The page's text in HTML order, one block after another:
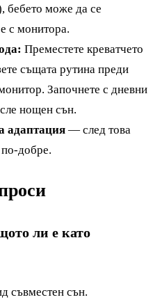
бебето може да се
с монитора.
Преместете креватчето
същата рутина преди
Започнете с дневни
нощен сън.
адаптация — след това
добре.
ли е като
съвместен сън.